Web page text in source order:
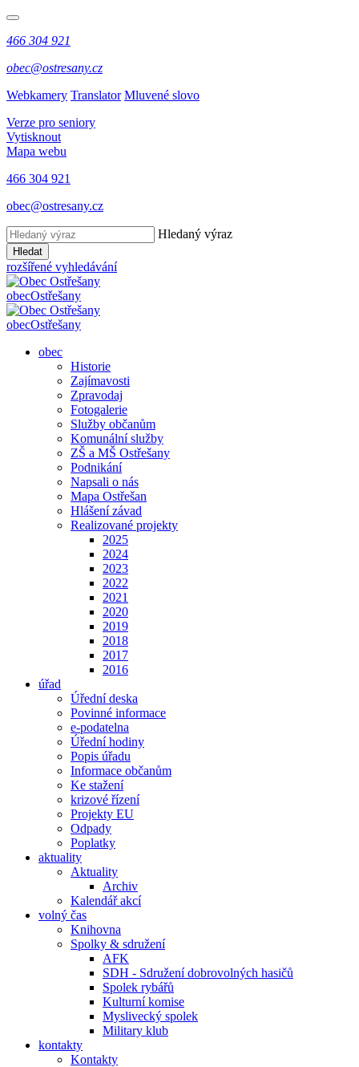
466 304 921
obec@ostresany.cz
Webkamery Translator Mluvené slovo
Verze pro seniory
Vytisknout
Mapa webu
466 304 921
obec@ostresany.cz
Hledaný výraz
Hledat
rozšířené vyhledávání
obecOstřešany
obecOstřešany
obec
Historie
Zajímavosti
Zpravodaj
Fotogalerie
Služby občanům
Komunální služby
ZŠ a MŠ Ostřešany
Podnikání
Napsali o nás
Mapa Ostřešan
Hlášení závad
Realizované projekty
2025
2024
2023
2022
2021
2020
2019
2018
2017
2016
úřad
Úřední deska
Povinné informace
e-podatelna
Úřední hodiny
Popis úřadu
Informace občanům
Ke stažení
krizové řízení
Projekty EU
Odpady
Poplatky
aktuality
Aktuality
Archiv
Kalendář akcí
volný čas
Knihovna
Spolky & sdružení
AFK
SDH - Sdružení dobrovolných hasičů
Spolek rybářů
Kulturní komise
Myslivecký spolek
Military klub
kontakty
Kontakty